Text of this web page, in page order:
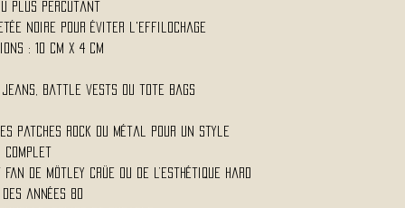
plus percutant
noire pour éviter l'effilochage
: 10 Cm x 4 Cm
jeans, battle vests ou tote bags
patches rock ou métal pour un style
complet
de Mötley Crüe ou de l’esthétique hard
années 80